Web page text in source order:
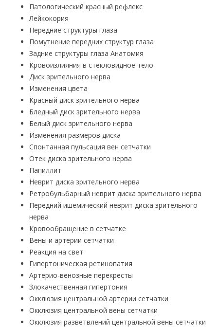
Патологический красный рефлекс
Лейкокория
Передние структуры глаза
Помутнение передних структур глаза
Задние структуры глаза Анатомия
Кровоизлияния в стекловидное тело
Диск зрительного нерва
Изменения цвета
Красный диск зрительного нерва
Бледный диск зрительного нерва
Белый диск зрительного нерва
Изменения размеров диска
Спонтанная пульсация вен сетчатки
Отек диска зрительного нерва
Папиллит
Неврит диска зрительного нерва
Ретробульбарный неврит диска зрительного нерва
Передний ишемический неврит диска зрительного
нерва
Кровообращение в сетчатке
Вены и артерии сетчатки
Реакция на свет
Гипертоническая ретинопатия
Артерио-венозные перекресты
Злокачественная гипертония
Окклюзия центральной артерии сетчатки
Окклюзия центральной вены сетчатки
Окклюзия разветвлений центральной вены сетчатки